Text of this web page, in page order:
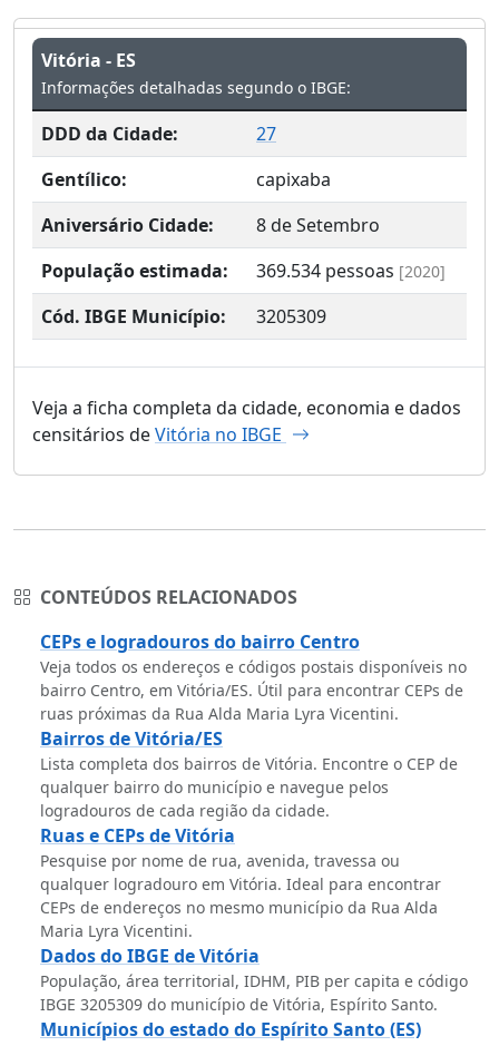
Vitória - ES
Informações detalhadas segundo o IBGE:
DDD da Cidade:
27
Gentílico:
capixaba
Aniversário Cidade:
8 de Setembro
População estimada:
369.534 pessoas [2020]
Cód. IBGE Município: 3205309
Veja a ficha completa da cidade, economia e dados
censitários deVitória no IBGE
CONTEÚDOS RELACIONADOS
CEPs e logradouros do bairro Centro
Veja todos os endereços e códigos postais disponíveis no
bairro Centro, em Vitória/ES. Útil para encontrar CEPs de
ruas próximas da Rua Alda Maria Lyra Vicentini.
Bairros de Vitória/ES
Lista completa dos bairros de Vitória. Encontre o CEP de
qualquer bairro do município e navegue pelos
logradouros de cada região da cidade.
Ruas e CEPs de Vitória
Pesquise por nome de rua, avenida, travessa ou
qualquer logradouro em Vitória. Ideal para encontrar
CEPs de endereços no mesmo município da Rua Alda
Maria Lyra Vicentini.
Dados do IBGE de Vitória
População, área territorial, IDHM, PIB per capita e código
IBGE 3205309 do município de Vitória, Espírito Santo.
Municípios do estado do Espírito Santo (ES)